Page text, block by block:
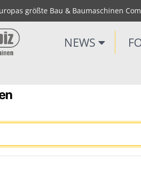
größte Bau & Baumaschinen
NEWS